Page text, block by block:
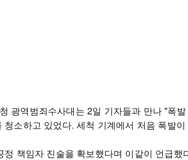
광역범죄수사대는 2일 기자들과 만나 "폭
청소하고 있었다. 세척 기계에서 처음 폭발
정 책임자 진술을 확보했다며 이같이 언급했